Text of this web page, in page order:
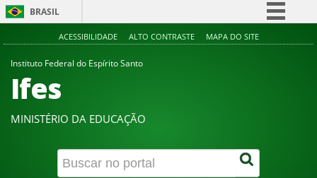
BRASIL
Simplifique!
Canais
ACESSIBILIDADE ALTO CONTRASTE MAPA DO SITE
Instituto Federal do Espírito Santo
Ifes
MINISTÉRIO DA EDUCAÇÃO